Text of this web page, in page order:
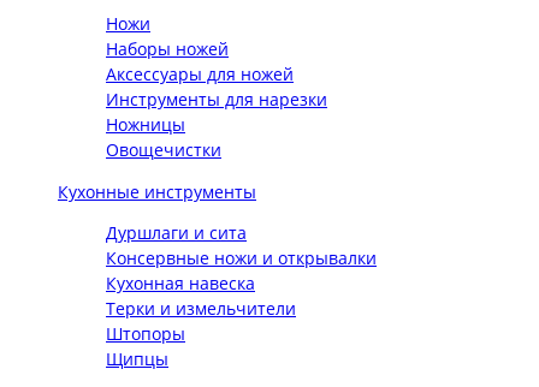
Ножи
Наборы ножей
Аксессуары для ножей
Инструменты для нарезки
Ножницы
Овощечистки
Кухонные инструменты
Дуршлаги и сита
Консервные ножи и открывалки
Кухонная навеска
Терки и измельчители
Штопоры
Щипцы